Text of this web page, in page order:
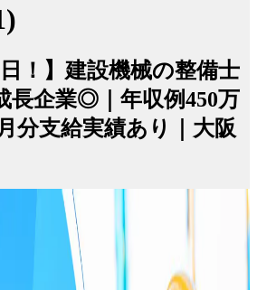
日！】建設機械の整備士
長企業◎｜年収例450万
分支給実績あり｜大阪